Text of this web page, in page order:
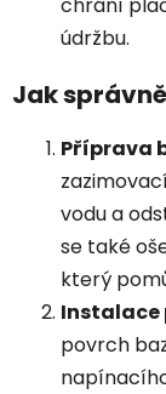
údržbu.
Jak
Příprava
vodu a
se také
který
Instalace
povrch